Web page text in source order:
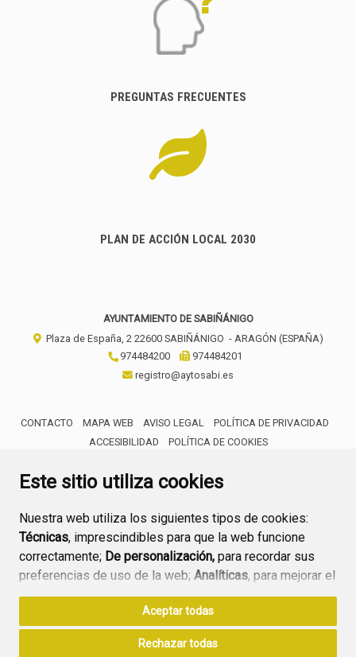
Este sitio utiliza cookies
Nuestra web utiliza los siguientes tipos de cookies:
Técnicas, imprescindibles para que la web funcione
correctamente; De personalización, para recordar sus
preferencias de uso de la web; Analíticas, para mejorar el
funcionamiento de la web y sus servicios.
Si acepta pulsando el botón“Aceptar todas”
consideramos que acepta su uso. Si pulsa el botón
Aceptar todas
Rechazar todas
PREGUNTAS FRECUENTES
PLAN DE ACCIÓN LOCAL 2030
AYUNTAMIENTO DE SABIÑÁNIGO
Plaza de España, 2 22600 SABIÑÁNIGO - ARAGÓN (ESPAÑA)
974484200
974484201
registro@aytosabi.es
CONTACTO MAPA WEB AVISO LEGAL
POLÍTICA DE PRIVACIDAD
ACCESIBILIDAD
POLÍTICA DE COOKIES